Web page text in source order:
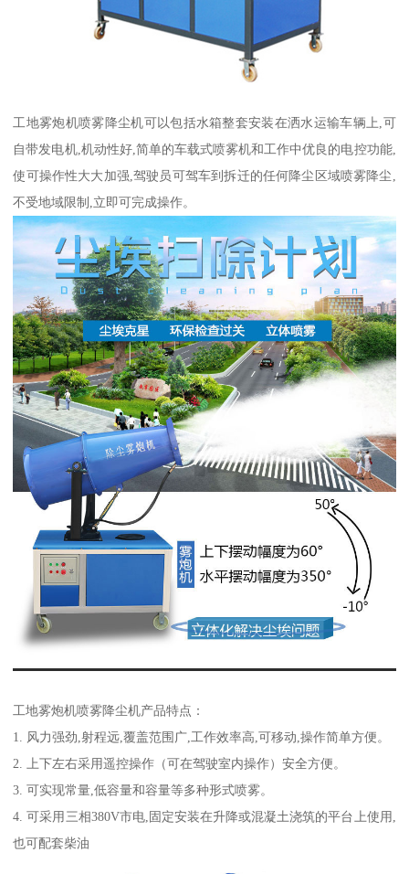
工地雾炮机喷雾降尘机可以包括水箱整套安装在洒水运输车辆上,可
自带发电机,机动性好,简单的车载式喷雾机和工作中优良的电控功能,
使可操作性大大加强,驾驶员可驾车到拆迁的任何降尘区域喷雾降尘,
不受地域限制,立即可完成操作。
工地雾炮机喷雾降尘机产品特点：
1. 风力强劲,射程远,覆盖范围广,工作效率高,可移动,操作简单方便。
2. 上下左右采用遥控操作（可在驾驶室内操作）安全方便。
3. 可实现常量,低容量和容量等多种形式喷雾。
4. 可采用三相380V市电,固定安装在升降或混凝土浇筑的平台上使用,
也可配套柴油